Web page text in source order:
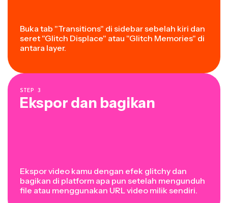
Buka tab "Transitions" di sidebar sebelah kiri dan
seret "Glitch Displace" atau "Glitch Memories" di
antara layer.
STEP 3
Ekspor dan bagikan
Ekspor video kamu dengan efek glitchy dan
bagikan di platform apa pun setelah mengunduh
file atau menggunakan URL video milik sendiri.